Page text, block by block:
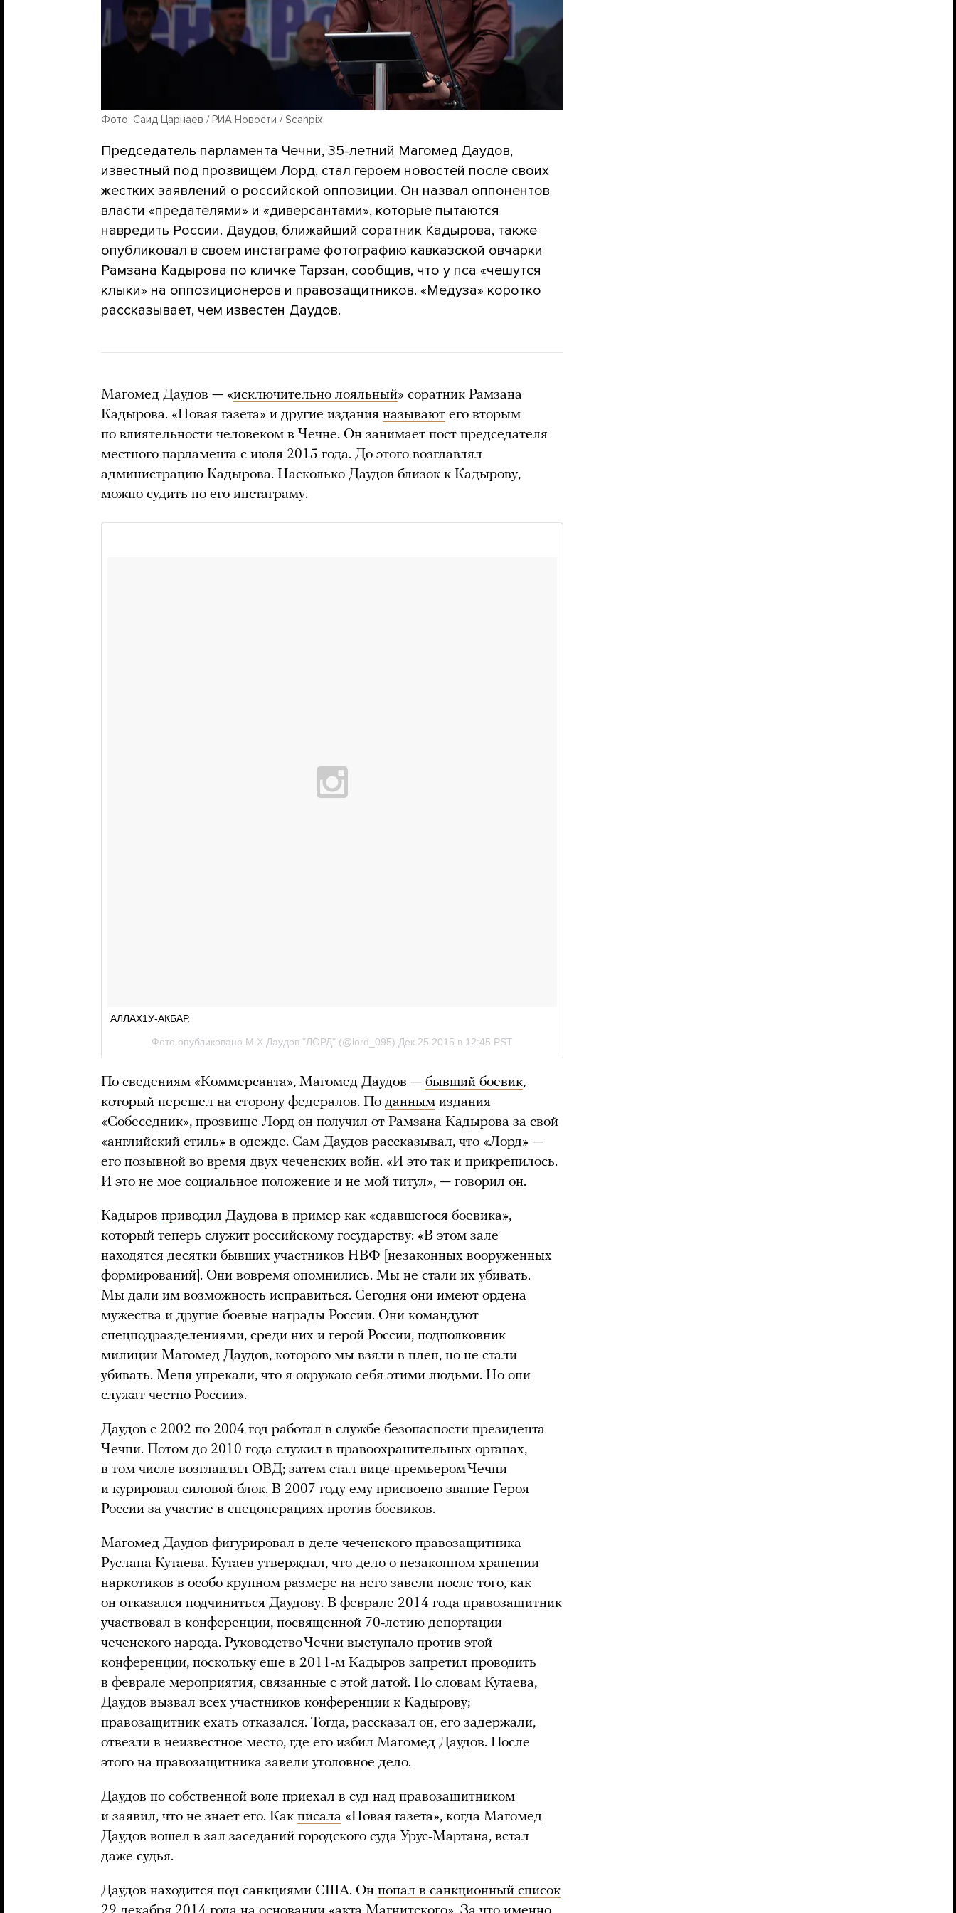
Фото: Саид Царнаев / РИА Новости / Scanpix
Председатель парламента Чечни, 35-летний Магомед Даудов,
известный под прозвищем Лорд, стал героем новостей после своих
жестких заявлений о российской оппозиции. Он назвал оппонентов
власти «предателями» и «диверсантами», которые пытаются
навредить России. Даудов, ближайший соратник Кадырова, также
опубликовал в своем инстаграме фотографию кавказской овчарки
Рамзана Кадырова по кличке Тарзан, сообщив, что у пса «чешутся
клыки» на оппозиционеров и правозащитников. «Медуза» коротко
рассказывает, чем известен Даудов.
Магомед Даудов — «исключительно лояльный» соратник Рамзана
Кадырова. «Новая газета» и другие издания называют его вторым
по влиятельности человеком в Чечне. Он занимает пост председателя
местного парламента с июля 2015 года. До этого возглавлял
администрацию Кадырова. Насколько Даудов близок к Кадырову,
можно судить по его инстаграму.
По сведениям «Коммерсанта», Магомед Даудов — бывший боевик,
который перешел на сторону федералов. По данным издания
«Собеседник», прозвище Лорд он получил от Рамзана Кадырова за свой
«английский стиль» в одежде. Сам Даудов рассказывал, что «Лорд» —
его позывной во время двух чеченских войн. «И это так и прикрепилось.
И это не мое социальное положение и не мой титул», — говорил он.
Кадыров приводил Даудова в пример как «сдавшегося боевика»,
который теперь служит российскому государству: «В этом зале
находятся десятки бывших участников НВФ [незаконных вооруженных
формирований]. Они вовремя опомнились. Мы не стали их убивать.
Мы дали им возможность исправиться. Сегодня они имеют ордена
мужества и другие боевые награды России. Они командуют
спецподразделениями, среди них и герой России, подполковник
милиции Магомед Даудов, которого мы взяли в плен, но не стали
убивать. Меня упрекали, что я окружаю себя этими людьми. Но они
служат честно России».
Даудов с 2002 по 2004 год работал в службе безопасности президента
Чечни. Потом до 2010 года служил в правоохранительных органах,
в том числе возглавлял ОВД; затем стал вице-премьером Чечни
и курировал силовой блок. В 2007 году ему присвоено звание Героя
России за участие в спецоперациях против боевиков.
Магомед Даудов фигурировал в деле чеченского правозащитника
Руслана Кутаева. Кутаев утверждал, что дело о незаконном хранении
наркотиков в особо крупном размере на него завели после того, как
он отказался подчиниться Даудову. В феврале 2014 года правозащитник
участвовал в конференции, посвященной 70-летию депортации
чеченского народа. Руководство Чечни выступало против этой
конференции, поскольку еще в 2011-м Кадыров запретил проводить
в феврале мероприятия, связанные с этой датой. По словам Кутаева,
Даудов вызвал всех участников конференции к Кадырову;
правозащитник ехать отказался. Тогда, рассказал он, его задержали,
отвезли в неизвестное место, где его избил Магомед Даудов. После
этого на правозащитника завели уголовное дело.
Даудов по собственной воле приехал в суд над правозащитником
и заявил, что не знает его. Как писала «Новая газета», когда Магомед
Даудов вошел в зал заседаний городского суда Урус-Мартана, встал
даже судья.
Даудов находится под санкциями США. Он попал в санкционный список